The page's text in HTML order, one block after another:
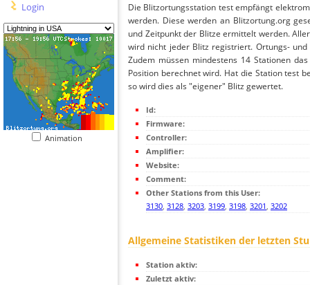
Login
Animation
Die Blitzortungsstation test empfängt
werden. Diese werden an Blitzortung.org
und Zeitpunkt der Blitze ermittelt werden.
wird nicht jeder Blitz registriert. Ortungs-
Zudem müssen mindestens 14 Stationen
Position berechnet wird. Hat die Station test
so wird dies als "eigener" Blitz gewertet.
Id:
Firmware:
Controller:
Amplifier:
Website:
Comment:
Other Stations from this User:
3130, 3128, 3203, 3199, 3198, 3201, 3202
Allgemeine Statistiken der letzten
Station aktiv:
Zuletzt aktiv: